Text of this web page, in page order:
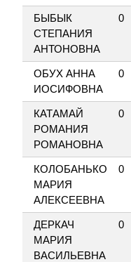
БЫБЫК
СТЕПАНИЯ
АНТОНОВНА
0
ОБУХ АННА
ИОСИФОВНА
0
КАТАМАЙ
РОМАНИЯ
РОМАНОВНА
0
КОЛОБАНЬКО
МАРИЯ
АЛЕКСЕЕВНА
0
ДЕРКАЧ
МАРИЯ
ВАСИЛЬЕВНА
0